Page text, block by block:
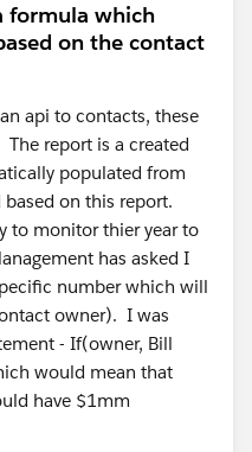
formula which
on the contact
api to contacts, these
report is a created
populated from
on this report.
to monitor thier year to
has asked I
number which will
owner). I was
- If(owner, Bill
would mean that
have $1mm